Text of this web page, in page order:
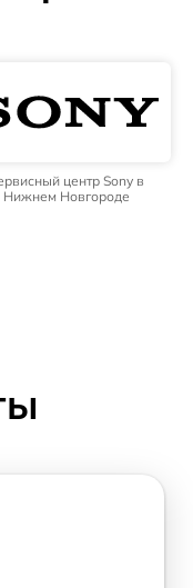
центр Sony в
Нижнем Новгороде